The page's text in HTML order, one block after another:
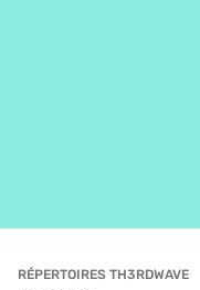
RÉPERTOIRES TH3RDWAVE